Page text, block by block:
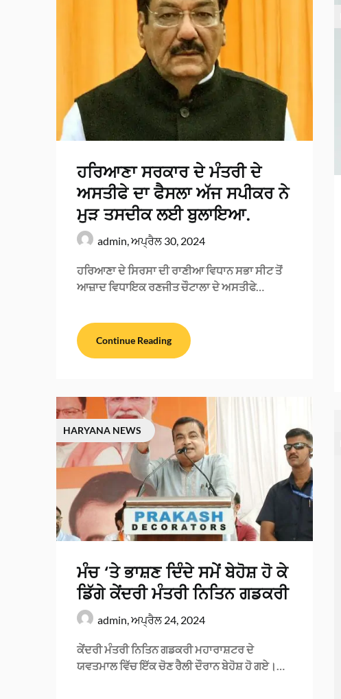
ਹਰਿਆਣਾ ਸਰਕਾਰ ਦੇ ਮੰਤਰੀ ਦੇ
ਅਸਤੀਫੇ ਦਾ ਫੈਸਲਾ ਅੱਜ ਸਪੀਕਰ ਨੇ
ਮੁੜ ਤਸਦੀਕ ਲਈ ਬੁਲਾਇਆ.
admin,ਅਪ੍ਰੈਲ 30, 2024
ਹਰਿਆਣਾ ਦੇ ਸਿਰਸਾ ਦੀ ਰਾਣੀਆ ਵਿਧਾਨ ਸਭਾ ਸੀਟ ਤੋਂ
ਆਜ਼ਾਦ ਵਿਧਾਇਕ ਰਣਜੀਤ ਚੌਟਾਲਾ ਦੇ ਅਸਤੀਫੇ…
Continue Reading
HARYANA NEWS
ਮੰਚ ‘ਤੇ ਭਾਸ਼ਣ ਦਿੰਦੇ ਸਮੇਂ ਬੇਹੋਸ਼ ਹੋ ਕੇ
ਡਿੱਗੇ ਕੇਂਦਰੀ ਮੰਤਰੀ ਨਿਤਿਨ ਗਡਕਰੀ
admin,ਅਪ੍ਰੈਲ 24, 2024
ਕੇਂਦਰੀ ਮੰਤਰੀ ਨਿਤਿਨ ਗਡਕਰੀ ਮਹਾਰਾਸ਼ਟਰ ਦੇ
ਯਵਤਮਾਲ ਵਿੱਚ ਇੱਕ ਚੋਣ ਰੈਲੀ ਦੌਰਾਨ ਬੇਹੋਸ਼ ਹੋ ਗਏ।…